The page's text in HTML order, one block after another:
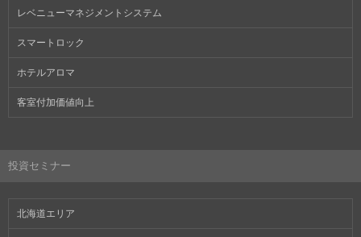
レベニューマネジメントシステム
スマートロック
ホテルアロマ
客室付加価値向上
投資セミナー
北海道エリア